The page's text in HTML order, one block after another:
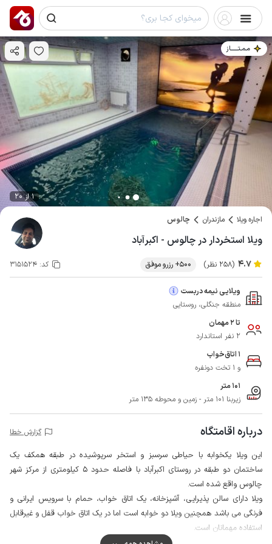
مـمـتــــــاز
1 از 20
اجاره ویلا مازندران چالوس
ویلا استخردار در چالوس - اکبرآباد
4.7 (258 نظر) 500+ رزرو موفق کد: 3151524
ویلایی نیمه دربست
منطقه جنگلی، روستایی
تا 2 مهمان
2 نفر استاندارد
1 اتاق‌خواب
و 1 تخت دونفره
101 متر
زیربنا 101 متر - زمین و محوطه 135 متر
درباره اقامتگاه گزارش خطا
این ویلا یکخوابه با حیاطی سرسبز و استخر سرپوشیده در طبقه همکف یک
ساختمان دو طبقه در روستای اکبرآباد با فاصله حدود 5 کیلومتری از مرکز شهر
چالوس واقع شده است.
ویلا دارای سالن پذیرایی، آشپزخانه، یک اتاق خواب، حمام با سرویس ایرانی و
فرنگی می باشد همچنین ویلا دو خوابه است اما در یک اتاق خواب قفل و غیرقابل
استفاده مهمانان است.